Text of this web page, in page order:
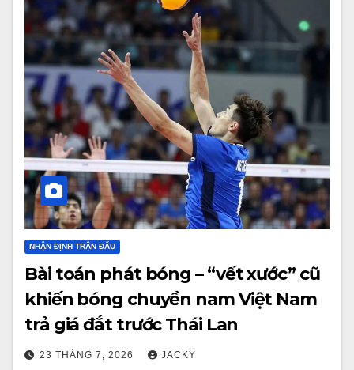
NHẬN ĐỊNH TRẬN ĐẤU
Bài toán phát bóng – “vết xước” cũ
khiến bóng chuyền nam Việt Nam
trả giá đắt trước Thái Lan
23 THÁNG 7, 2026 JACKY